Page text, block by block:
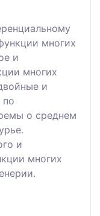
многих
и
многих
и
по
о среднем
и
многих